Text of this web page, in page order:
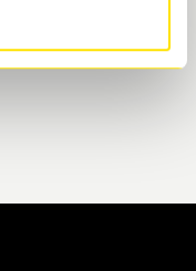
säker körning.